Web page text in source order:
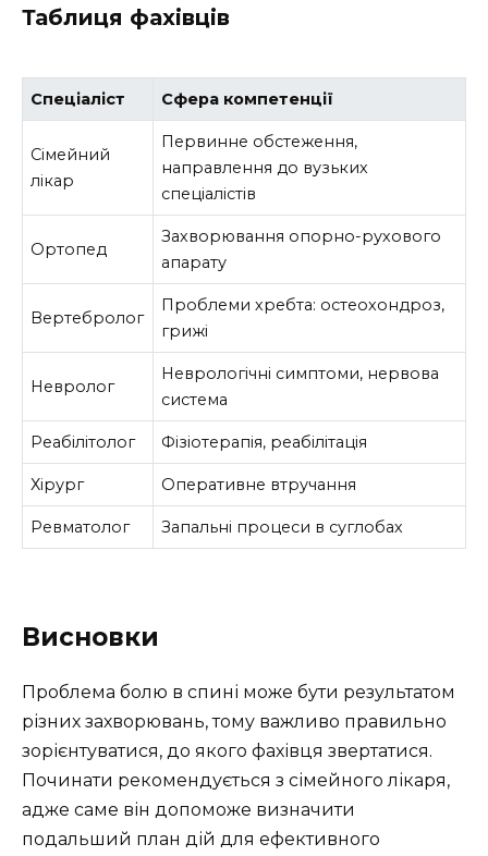
Таблиця фахівців
Спеціаліст Сфера компетенції
Сімейний
лікар
Первинне обстеження,
направлення до вузьких
спеціалістів
Ортопед
Захворювання опорно-рухового
апарату
Вертебролог
Проблеми хребта: остеохондроз,
грижі
Невролог
Неврологічні симптоми, нервова
система
Реабілітолог Фізіотерапія, реабілітація
Хірург Оперативне втручання
Ревматолог Запальні процеси в суглобах
Висновки
Проблема болю в спині може бути результатом
різних захворювань, тому важливо правильно
зорієнтуватися, до якого фахівця звертатися.
Починати рекомендується з сімейного лікаря,
адже саме він допоможе визначити
подальший план дій для ефективного